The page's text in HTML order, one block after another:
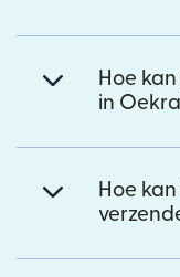
Hoe
in
Hoe